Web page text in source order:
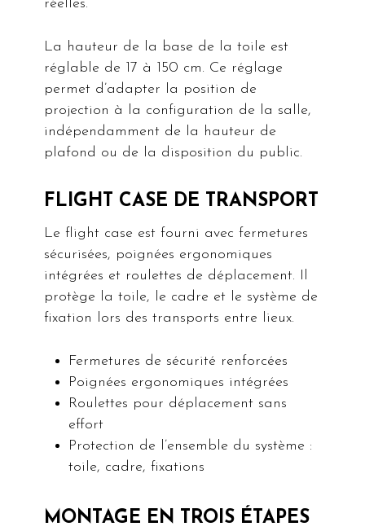
réelles.
La hauteur de la base de la toile est
réglable de 17 à 150 cm. Ce réglage
permet d’adapter la position de
projection à la configuration de la salle,
indépendamment de la hauteur de
plafond ou de la disposition du public.
FLIGHT CASE DE TRANSPORT
Le flight case est fourni avec fermetures
sécurisées, poignées ergonomiques
intégrées et roulettes de déplacement. Il
protège la toile, le cadre et le système de
fixation lors des transports entre lieux.
Fermetures de sécurité renforcées
Poignées ergonomiques intégrées
Roulettes pour déplacement sans
effort
Protection de l’ensemble du système :
toile, cadre, fixations
MONTAGE EN TROIS ÉTAPES